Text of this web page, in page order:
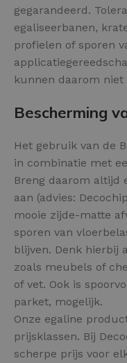
gegarandeerd.
egaliseerbanen,
profielen of sporen
kunnen daarom
Bescherming
Het gebruik van de
in combinatie met
Breng daarom altijd
aan (advies: Decochip
mooie zijde-matte
sporen van
blijven. Denk hierbij
zoals meubels of
of vet. Ook is
parket, mogelijk.
Onze egaline
prijsklassen. Bij
scherpe prijs voor